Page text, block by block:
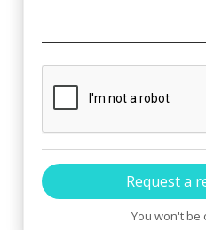
You won't be